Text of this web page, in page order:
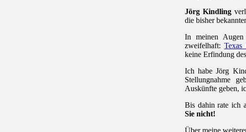
Jörg Kindling
die bisher
In meinen Augen
zweifelhaft:Texas
keine Erfindung
Ich habe Jörg
Stellungnahme
Auskünfte geben,
Bis dahin rate ich
Sie nicht!